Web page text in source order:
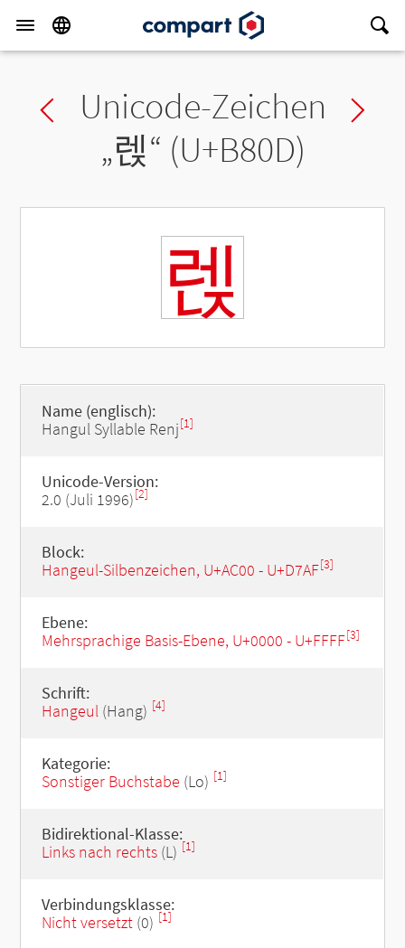
Previous char
Unicode-Zeichen
„렍“ (U+B80D)
렍
Name (englisch):
Hangul Syllable Renj[1]
Unicode-Version:
2.0 (Juli 1996)[2]
Block:
Hangeul-Silbenzeichen, U+AC00 - U+D7AF[3]
Ebene:
Mehrsprachige Basis-Ebene, U+0000 - U+FFFF[3]
Schrift:
Hangeul(Hang) [4]
Kategorie:
Sonstiger Buchstabe (Lo) [1]
Bidirektional-Klasse:
Links nach rechts(L) [1]
Verbindungsklasse:
Nicht versetzt(0) [1]